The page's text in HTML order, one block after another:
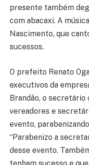
presente também
com abacaxi. A
Nascimento, que
sucessos.
O prefeito Renato
executivos da
Brandão, o secretário
vereadores e
evento,
“Parabenizo a
desse evento.